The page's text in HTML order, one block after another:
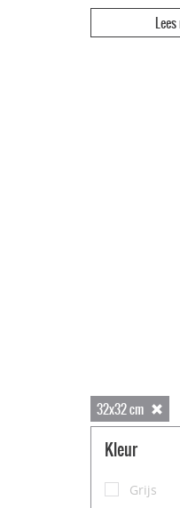
32x32 cm
Kleur
Grijs